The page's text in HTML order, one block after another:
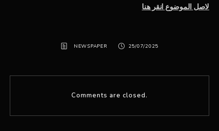
لاصل الموضوع انقر هنا
NEWSPAPER 25/07/2025
Comments are closed.